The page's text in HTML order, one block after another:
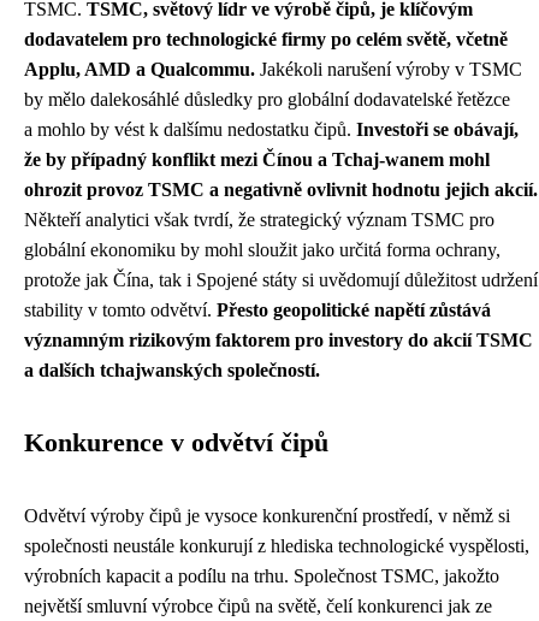
TSMC. TSMC, světový lídr ve výrobě čipů, je klíčovým
dodavatelem pro technologické firmy po celém světě, včetně
Applu, AMD a Qualcommu. Jakékoli narušení výroby v TSMC
by mělo dalekosáhlé důsledky pro globální dodavatelské řetězce
a mohlo by vést k dalšímu nedostatku čipů. Investoři se obávají,
že by případný konflikt mezi Čínou a Tchaj-wanem mohl
ohrozit provoz TSMC a negativně ovlivnit hodnotu jejich akcií.
Někteří analytici však tvrdí, že strategický význam TSMC pro
globální ekonomiku by mohl sloužit jako určitá forma ochrany,
protože jak Čína, tak i Spojené státy si uvědomují důležitost udržení
stability v tomto odvětví. Přesto geopolitické napětí zůstává
významným rizikovým faktorem pro investory do akcií TSMC
a dalších tchajwanských společností.
Konkurence v odvětví čipů
Odvětví výroby čipů je vysoce konkurenční prostředí, v němž si
společnosti neustále konkurují z hlediska technologické vyspělosti,
výrobních kapacit a podílu na trhu. Společnost TSMC, jakožto
největší smluvní výrobce čipů na světě, čelí konkurenci jak ze